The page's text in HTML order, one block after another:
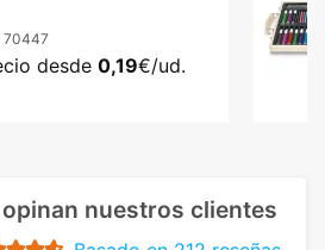
70447
desde 0,19€/ud.
nuestros clientes